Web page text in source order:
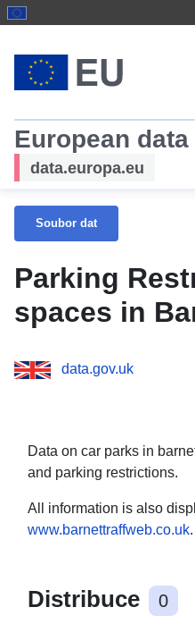
European data
data.europa.eu
Soubor dat
Parking
spaces in
data.gov.uk
Data on car parks in
and parking restrictions.
All information is also
www.barnettraffweb.co.uk.
Distribuce 0